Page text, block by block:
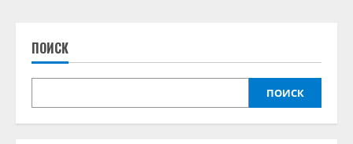
ПОИСК
ПОИСК